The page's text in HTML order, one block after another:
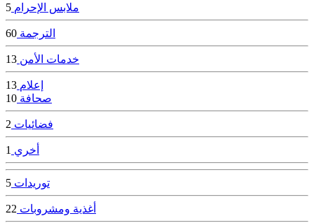
ملابس الإحرام 5
الترجمة 60
خدمات الأمن 13
إعلام 13
صحافة 10
فضائيات 2
أخري 1
توريدات 5
أغذية ومشروبات 22